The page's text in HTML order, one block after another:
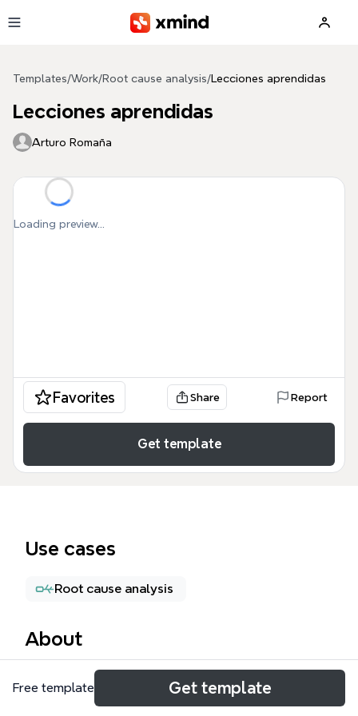
Templates/Work/Root cause analysis/Lecciones aprendidas
Lecciones aprendidas
Arturo Romaña
Loading preview...
Favorites Share Report
Get template
Use cases
Root cause analysis
About
La plantilla 'Lecciones aprendidas' de Xmind es un
mapa mental de 57 nodos diseñado para que
Free template Get template